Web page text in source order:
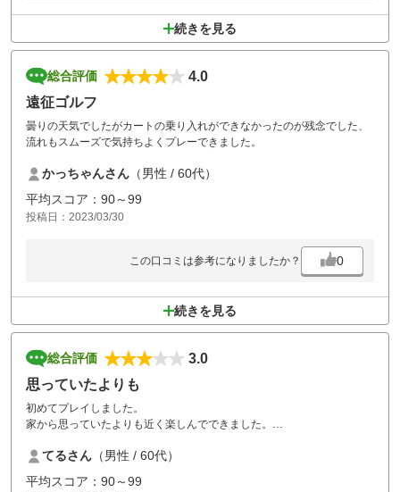
続きを見る
総合評価
4.0
遠征ゴルフ
曇りの天気でしたがカートの乗り入れができなかったのが残念でした、
流れもスムーズで気持ちよくプレーできました。
かっちゃんさん （男性 / 60代）
平均スコア：90～99
投稿日：2023/03/30
この口コミは参考になりましたか？ 0
続きを見る
総合評価
3.0
思っていたよりも
初めてプレイしました。
家から思っていたよりも近く楽しんでできました。
てるさん （男性 / 60代）
平均スコア：90～99